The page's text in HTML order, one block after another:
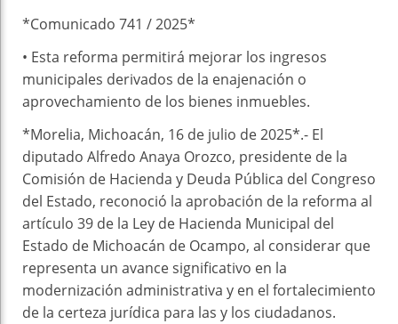
*Comunicado 741 / 2025*
•⁠ ⁠Esta reforma permitirá mejorar los ingresos
municipales derivados de la enajenación o
aprovechamiento de los bienes inmuebles.
*Morelia, Michoacán, 16 de julio de 2025*.- El
diputado Alfredo Anaya Orozco, presidente de la
Comisión de Hacienda y Deuda Pública del Congreso
del Estado, reconoció la aprobación de la reforma al
artículo 39 de la Ley de Hacienda Municipal del
Estado de Michoacán de Ocampo, al considerar que
representa un avance significativo en la
modernización administrativa y en el fortalecimiento
de la certeza jurídica para las y los ciudadanos.